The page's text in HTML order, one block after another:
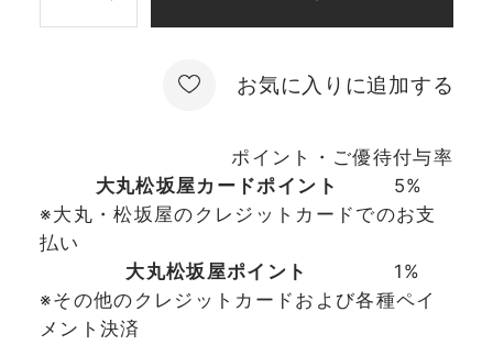
お気に入りに追加する
ポイント・ご優待付与率
大丸松坂屋カードポイント
5%
※大丸・松坂屋のクレジットカードでのお支
払い
大丸松坂屋ポイント
1%
※その他のクレジットカードおよび各種ペイ
メント決済